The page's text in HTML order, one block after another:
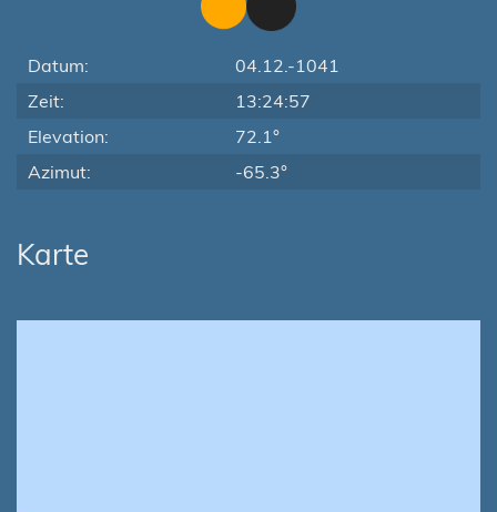
Datum:
04.12.-1041
Zeit:
13:24:57
Elevation:
72.1°
Azimut:
-65.3°
Karte